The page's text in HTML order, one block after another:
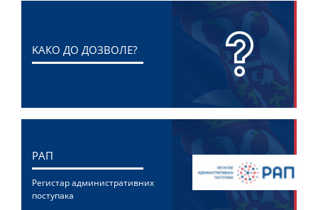
KАКО ДО ДОЗВОЛЕ?
РАП
Регистар административних
поступака